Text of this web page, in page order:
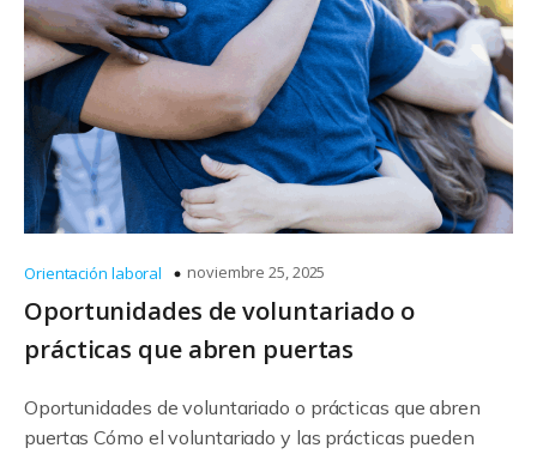
Orientación laboral noviembre 25, 2025
Oportunidades de voluntariado o
prácticas que abren puertas
Oportunidades de voluntariado o prácticas que abren
puertas Cómo el voluntariado y las prácticas pueden